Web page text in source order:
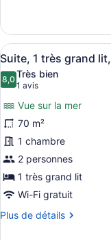
la
ville
(1
King
Bed
&
2
Twin
Beds)
Suite
familiale,
vue
la
(1
King
Bed
Twin
Beds)
Afficher
toutes
les
photos
pour
ce
type
de
chambre :
Suite,
1
très
6
Suite, 1 très grand
8,08,0 sur 10
Très bien
1 avis
(1 avis)
Vue sur la mer
70 m²
1 chambre
2 personnes
1 très grand lit
Wi-Fi gratuit
Plus de détails
Plus